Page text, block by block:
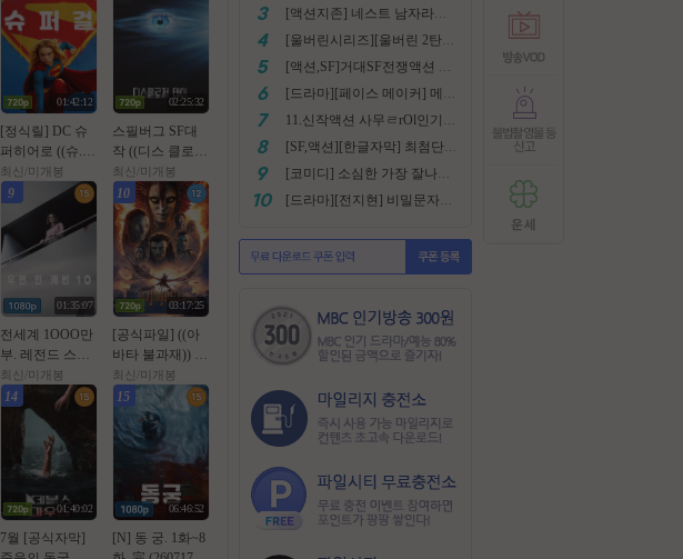
01:42:12
[정식릴] DC 슈
퍼히어로 ((슈.
퍼.걸)) 1080p 5.1
공식자막
최신/미개봉
02:25:32
스필버그 SF대
작 ((디스 클로저
데이)) 1080p 완
벽자막
최신/미개봉
9
01:35:07
전세계 1OOO만
부. 레전드 스릴
러 < 우먼인 캐빈
10 >- 1O8Op. 공
식자막
최신/미개봉
10
03:17:25
[공식파일] ((아
바타 불과재)) 10
80p 5.1 공식자막
최신/미개봉
14
01:40:02
7월 [공식자막]
15
06:46:52
[N] 동 궁. 1화~8
[울버린시리즈][울버린 2탄] 더 울버린 확장판 완벽자막
[SF,액션][한글자막] 최첨단 미래특수부대 초대박 안봄후회함~ 진짜잼있어요 스샷 꼭보세요 1080